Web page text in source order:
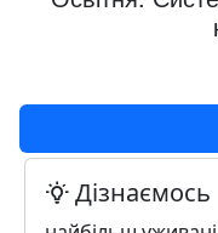
Дізнаємось